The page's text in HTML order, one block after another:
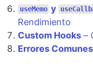
useMemo y
Rendimiento
Custom Hooks –
Errores